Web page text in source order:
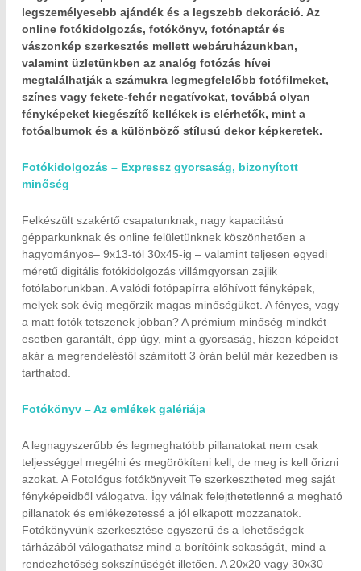
legszemélyesebb ajándék és a legszebb dekoráció. Az
online fotókidolgozás, fotókönyv, fotónaptár és
vászonkép szerkesztés mellett webáruházunkban,
valamint üzletünkben az analóg fotózás hívei
megtalálhatják a számukra legmegfelelőbb fotófilmeket,
színes vagy fekete-fehér negatívokat, továbbá olyan
fényképeket kiegészítő kellékek is elérhetők, mint a
fotóalbumok és a különböző stílusú dekor képkeretek.
Fotókidolgozás – Expressz gyorsaság, bizonyított
minőség
Felkészült szakértő csapatunknak, nagy kapacitású
gépparkunknak és online felületünknek köszönhetően a
hagyományos– 9x13-tól 30x45-ig – valamint teljesen egyedi
méretű digitális fotókidolgozás villámgyorsan zajlik
fotólaborunkban. A valódi fotópapírra előhívott fényképek,
melyek sok évig megőrzik magas minőségüket. A fényes, vagy
a matt fotók tetszenek jobban? A prémium minőség mindkét
esetben garantált, épp úgy, mint a gyorsaság, hiszen képeidet
akár a megrendeléstől számított 3 órán belül már kezedben is
tarthatod.
Fotókönyv – Az emlékek galériája
A legnagyszerűbb és legmeghatóbb pillanatokat nem csak
teljességgel megélni és megörökíteni kell, de meg is kell őrizni
azokat. A Fotológus fotókönyveit Te szerkesztheted meg saját
fényképeidből válogatva. Így válnak felejthetetlenné a megható
pillanatok és emlékezetessé a jól elkapott mozzanatok.
Fotókönyvünk szerkesztése egyszerű és a lehetőségek
tárházából válogathatsz mind a borítóink sokaságát, mind a
rendezhetőség sokszínűségét illetően. A 20x20 vagy 30x30